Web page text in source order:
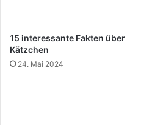
15 interessante Fakten über
Kätzchen
24. Mai 2024